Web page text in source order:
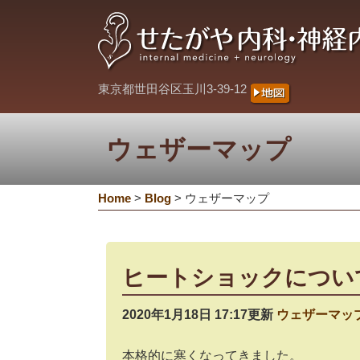
東京都世田谷区玉川3-39-12
ウェザーマップ
Home > Blog > ウェザーマップ
ヒートショックについ
2020年1月18日 17:17更新 ウェザーマッ
本格的に寒くなってきました。